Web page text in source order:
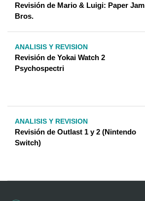
Revisión de Mario & Luigi: Paper Jam
Bros.
ANALISIS Y REVISION
Revisión de Yokai Watch 2
Psychospectri
ANALISIS Y REVISION
Revisión de Outlast 1 y 2 (Nintendo
Switch)